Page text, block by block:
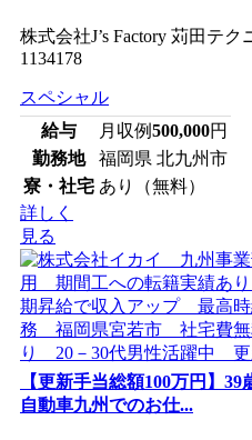
株式会社J’s Factory 苅田テ
1134178
スペシャル
給与
月収例500,000円
勤務地
福岡県 北九州市
寮・社宅 あり（無料）
詳しく
見る
【更新手当総額100万円】
自動車九州でのお仕...